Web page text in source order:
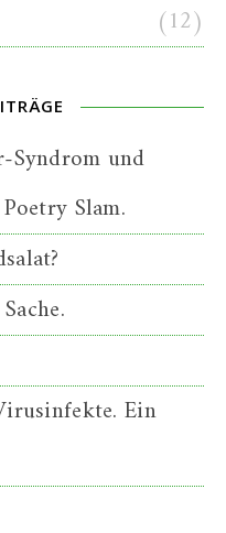
(12)
Syndrom und
Slam.
Ein